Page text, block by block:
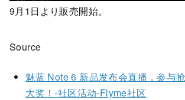
9月1日より販売開始。
Source
魅蓝 Note 6 新品发布会直播，参与
大奖！-社区活动-Flyme社区